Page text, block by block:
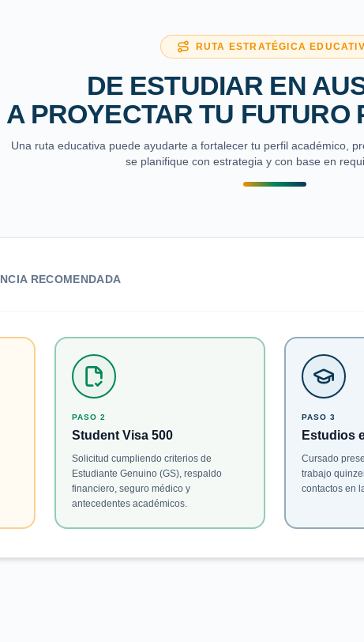
RUTA ESTRATÉGICA
DE ESTUDIAR EN
A PROYECTAR TU FUTURO
Una ruta educativa puede ayudarte a fortalecer tu perfil académico,
se planifique con estrategia y con base en
RECOMENDADA
PASO 2
Student Visa 500
Solicitud cumpliendo criterios de
Estudiante Genuino (GS), respaldo
financiero, seguro médico y
antecedentes académicos.
PASO 3
Estudios
Cursado
trabajo
contactos en